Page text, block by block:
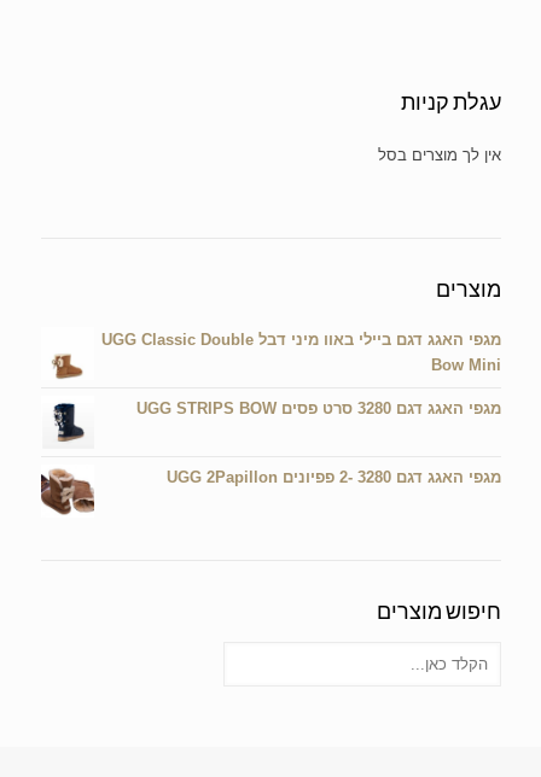
עגלת קניות
מוצרים
מגפי האגג דגם ביילי באוו מיני דבל UGG Classic Double
Bow Mini
מגפי האגג דגם 3280 סרט פסים UGG STRIPS BOW
מגפי האגג דגם 3280 -2 פפיונים UGG 2Papillon
חיפוש מוצרים